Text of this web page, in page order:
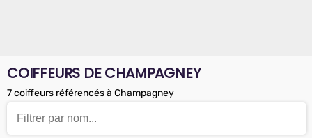
COIFFEURS DE CHAMPAGNEY
7 coiffeurs référencés à Champagney